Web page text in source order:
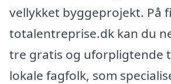
vellykket byggeprojekt. På
totalentreprise.dk kan du
tre gratis og uforpligtende
lokale fagfolk, som